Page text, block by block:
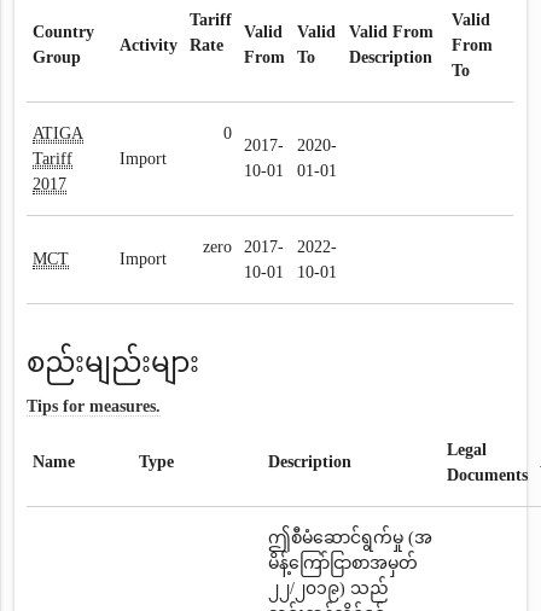
Country
Group
Activity
Tariff
Rate
Valid
From
Valid
To
Valid From
Description
Valid
From
To
ATIGA
Tariff
2017
Import
0
2017-
10-01
2020-
01-01
MCT Import
zero
2017-
10-01
2022-
10-01
စည်းမျည်းများ
Tips for measures.
Name Type Description
Legal
Documents
ဤစီမံဆောင်ရွက်မှု (အ
မိန့်ကြော်ငြာစာအမှတ်
၂၂/၂၀၁၉) သည်